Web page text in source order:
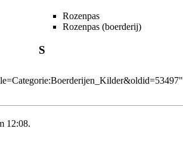
Rozenpas
Rozenpas (boerderij)
S
"
12:08.